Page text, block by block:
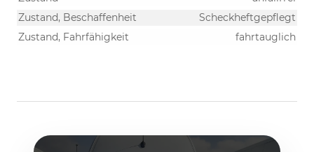
Zustand, Beschaffenheit
Scheckheftgepflegt
Zustand, Fahrfähigkeit
fahrtauglich